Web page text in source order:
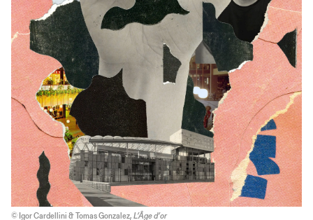
© Igor Cardellini & Tomas Gonzalez, L’Âge d’or